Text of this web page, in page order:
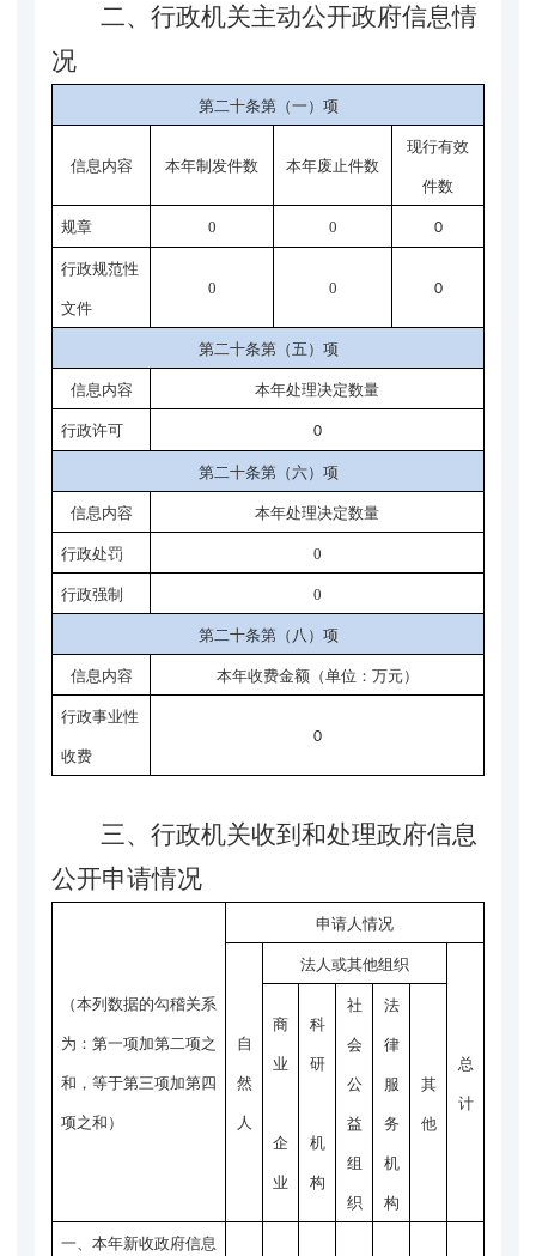
二、 行政机关主动公开政府信息情
况
第二十条第（一）项
信息内容 本年制发件数 本年废止件数
现行有效
件数
规章 0 0 0
行政规范性
文件
0 0 0
第二十条第（五）项
信息内容 本年处理决定数量
行政许可 0
第二十条第（六）项
信息内容 本年处理决定数量
行政处罚 0
行政强制 0
第二十条第（八）项
信息内容 本年收费金额（单位：万元）
行政事业性
收费
0
三、 行政机关收到和处理政府信息
公开申请情况
（本列数据的勾稽关系
为：第一项加第二项之
和，等于第三项加第四
项之和）
申请人情况
自
然
人
法人或其他组织
总
计
商
业
科
研
社
会
公
益
组
织
法
律
服
务
机
构
其
他
企
业
机
构
一、本年新收政府信息